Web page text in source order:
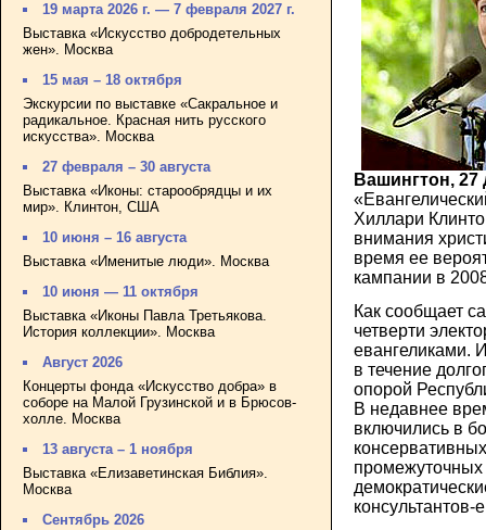
19 марта 2026 г. — 7 февраля 2027 г.
Выставка «Искусство добродетельных
жен». Москва
15 мая – 18 октября
Экскурсии по выставке «Сакральное и
радикальное. Красная нить русского
искусства». Москва
27 февраля – 30 августа
Выставка «Иконы: старообрядцы и их
мир». Клинтон, США
10 июня – 16 августа
Выставка «Именитые люди». Москва
10 июня — 11 октября
Выставка «Иконы Павла Третьякова.
История коллекции». Москва
Август 2026
Концерты фонда «Искусство добра» в
соборе на Малой Грузинской и в Брюсов-
холле. Москва
13 августа – 1 ноября
Выставка «Елизаветинская Библия».
Москва
Сентябрь 2026
Вашингтон, 27
Хиллари
внимания
время ее
кампании в
Как сообщает
четверти
евангеликами.
в течение
опорой
В недавнее
включились в
консультантов-